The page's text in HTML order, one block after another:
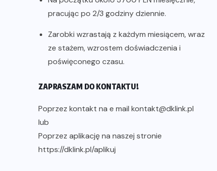
pracując po 2/3 godziny dziennie.
Zarobki wzrastają z każdym miesiącem, wraz
ze stażem, wzrostem doświadczenia i
poświęconego czasu.
ZAPRASZAM DO KONTAKTU!
Poprzez kontakt na e mail kontakt@dklink.pl
lub
Poprzez aplikację na naszej stronie
https://dklink.pl/aplikuj